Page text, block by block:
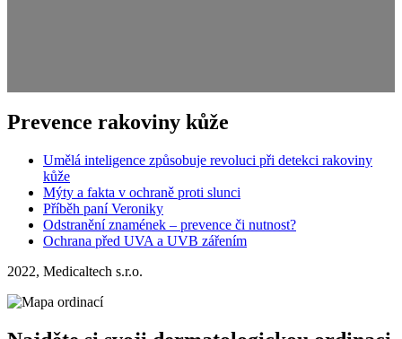
Prevence rakoviny kůže
Umělá inteligence způsobuje revoluci při detekci rakoviny
kůže
Mýty a fakta v ochraně proti slunci
Příběh paní Veroniky
Odstranění znamének – prevence či nutnost?
Ochrana před UVA a UVB zářením
2022, Medicaltech s.r.o.